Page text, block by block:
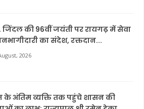
जिंदल की 96वीं जयंती पर रायगढ़ में सेवा
का संदेश, रक्तदान...
2026
के अंतिम व्यक्ति तक पहुंचे शासन की